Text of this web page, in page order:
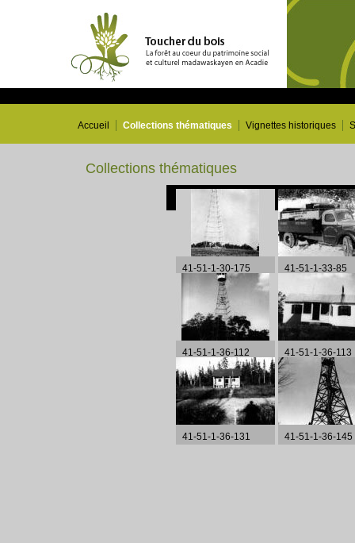
Accueil Collections thématiques Vignettes historiques
Collections thématiques
41-51-1-30-175 41-51-1-33-85
41-51-1-36-112 41-51-1-36-113
41-51-1-36-131 41-51-1-36-145